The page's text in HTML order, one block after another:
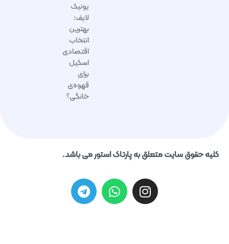
یونیک
لایف:
بهترین
انتخاب
اقتصادی
اسکیل
برای
قهوه‌ی
خانگی؟
کلیه حقوق سایت متعلق به پارتاک استور می باشد.